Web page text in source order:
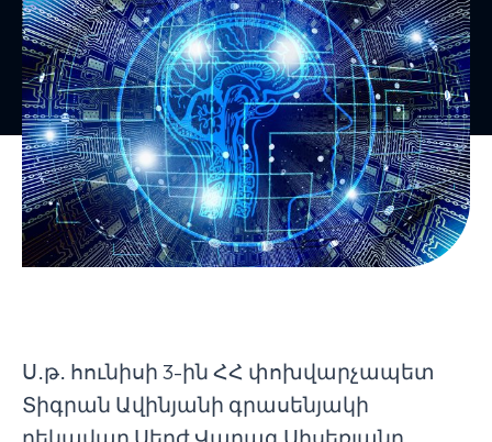
Ս․թ․ հունիսի 3-ին ՀՀ փոխվարչապետ
Տիգրան Ավինյանի գրասենյակի